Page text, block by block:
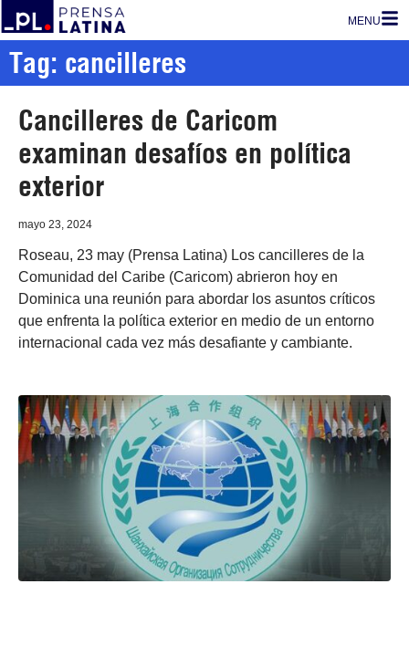
MENU
Tag: cancilleres
Cancilleres de Caricom
examinan desafíos en política
exterior
mayo 23, 2024
Roseau, 23 may (Prensa Latina) Los cancilleres de la
Comunidad del Caribe (Caricom) abrieron hoy en
Dominica una reunión para abordar los asuntos críticos
que enfrenta la política exterior en medio de un entorno
internacional cada vez más desafiante y cambiante.